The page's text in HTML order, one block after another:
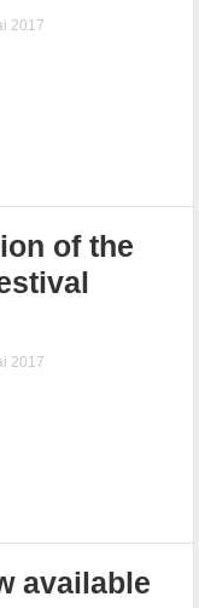
2017
of the
2017
available